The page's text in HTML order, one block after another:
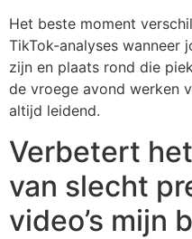
Het beste moment
TikTok-analyses wanneer
zijn en plaats rond die
de vroege avond werken
altijd leidend.
Verbetert
van slecht
video’s mijn